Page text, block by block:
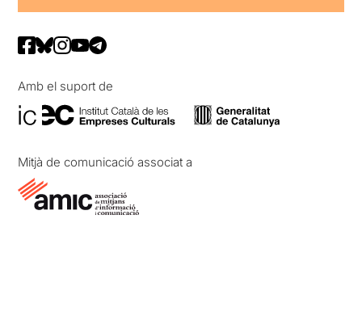
Amb el suport de
Mitjà de comunicació associat a